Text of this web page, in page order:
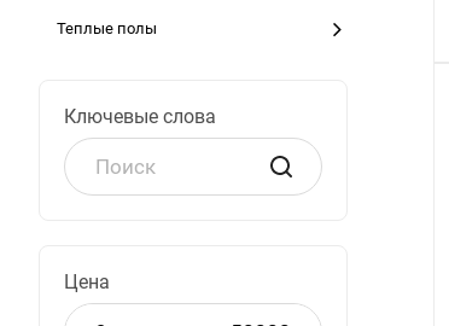
Теплые полы
Ключевые слова
Цена